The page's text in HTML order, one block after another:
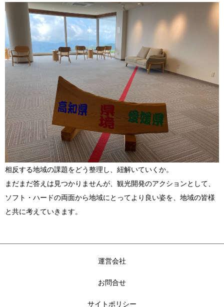
相反する地域の課題をどう整理し、紐解いていくか。
まだまだ答えは見つかりませんが、観光開発のアクションとして、
ソフト・ハードの両面から地域にとってより良い姿を、地域の皆様
と共に考えていきます。
運営会社
お問合せ
サイトポリシー